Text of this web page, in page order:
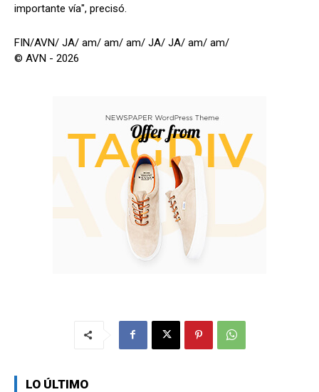
importante vía", precisó.
FIN/AVN/ JA/ am/ am/ am/ JA/ JA/ am/ am/
© AVN - 2026
LO ÚLTIMO